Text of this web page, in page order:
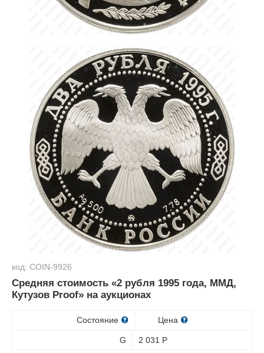
код: COIN-9926
Средняя стоимость «2 рубля 1995 года, ММД,
Кутузов Proof» на аукционах
Состояние Цена
G 2 031 Р